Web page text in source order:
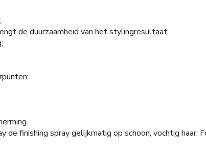
de duurzaamheid van het stylingresultaat;
de finishing spray gelijkmatig op schoon, vochtig haar.